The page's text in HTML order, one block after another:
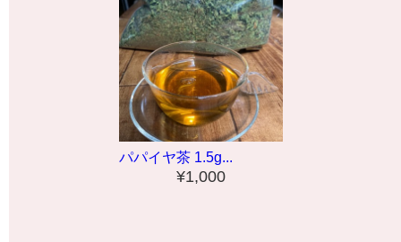
パパイヤ茶 1.5g...
¥1,000